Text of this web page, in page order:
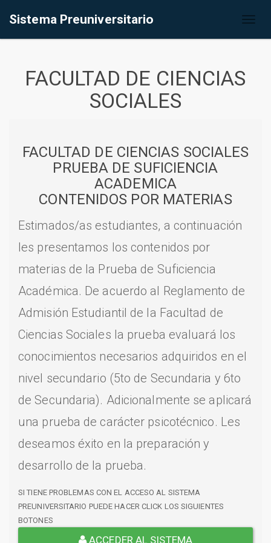
Sistema Preuniversitario
FACULTAD DE CIENCIAS
SOCIALES
FACULTAD DE CIENCIAS SOCIALES
PRUEBA DE SUFICIENCIA
ACADEMICA
CONTENIDOS POR MATERIAS
Estimados/as estudiantes, a continuación
les presentamos los contenidos por
materias de la Prueba de Suficiencia
Académica. De acuerdo al Reglamento de
Admisión Estudiantil de la Facultad de
Ciencias Sociales la prueba evaluará los
conocimientos necesarios adquiridos en el
nivel secundario (5to de Secundaria y 6to
de Secundaria). Adicionalmente se aplicará
una prueba de carácter psicotécnico. Les
deseamos éxito en la preparación y
desarrollo de la prueba.
SI TIENE PROBLEMAS CON EL ACCESO AL SISTEMA
PREUNIVERSITARIO PUEDE HACER CLICK LOS SIGUIENTES
BOTONES
ACCEDER AL SISTEMA